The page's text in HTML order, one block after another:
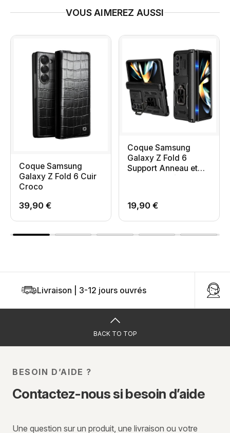
VOUS AIMEREZ AUSSI
Coque Samsung
Galaxy Z Fold 6 Cuir
Croco
39,90 €
Coque Samsung
Galaxy Z Fold 6
Support Anneau et
Cache Caméra
19,90 €
Livraison | 3-12 jours ouvrés
BACK TO TOP
BESOIN D’AIDE ?
Contactez-nous si besoin d’aide
Une question sur un produit, une livraison ou votre